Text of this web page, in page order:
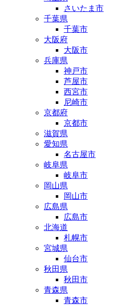
さいたま市
千葉県
千葉市
大阪府
大阪市
兵庫県
神戸市
芦屋市
西宮市
尼崎市
京都府
京都市
滋賀県
愛知県
名古屋市
岐阜県
岐阜市
岡山県
岡山市
広島県
広島市
北海道
札幌市
宮城県
仙台市
秋田県
秋田市
青森県
青森市